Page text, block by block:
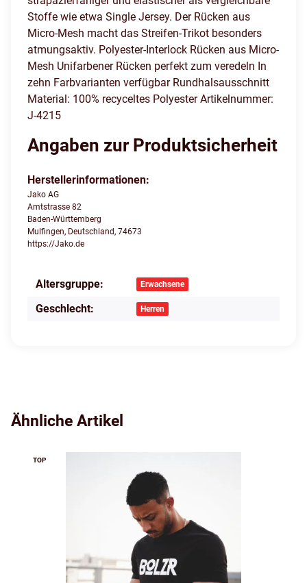
Stoffe wie etwa Single Jersey. Der Rücken aus
Micro-Mesh macht das Streifen-Trikot besonders
atmungsaktiv. Polyester-Interlock Rücken aus Micro-
Mesh Unifarbener Rücken perfekt zum veredeln In
zehn Farbvarianten verfügbar Rundhalsausschnitt
Material: 100% recyceltes Polyester Artikelnummer:
J-4215
Angaben zur Produktsicherheit
Herstellerinformationen:
Jako AG
Amtstrasse 82
Baden-Württemberg
Mulfingen, Deutschland, 74673
https://Jako.de
Produkteigenschaft
Wert
Altersgruppe: Erwachsene
Geschlecht: Herren
Ähnliche Artikel
TOP